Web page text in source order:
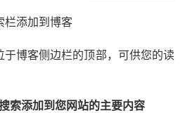
栏添加到博客
博客侧边栏的顶部，可供您的读
索添加到您网站的主要内容